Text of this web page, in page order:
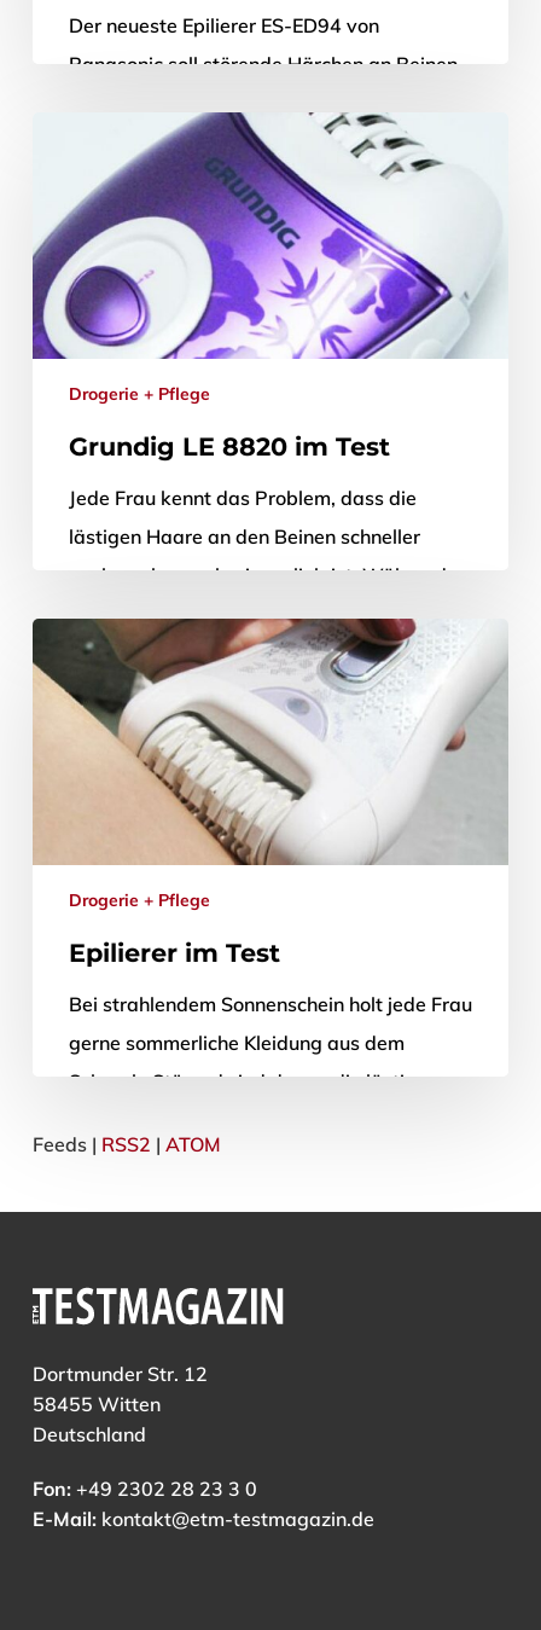
Der neueste Epilierer ES-ED94 von
Panasonic soll störende Härchen an Beinen,
Wir haben das Gerät auf die Probe gestellt
und…
27. Februar 2014
Drogerie + Pflege
Grundig LE 8820 im Test
Jede Frau kennt das Problem, dass die
lästigen Haare an den Beinen schneller
nachwachsen, als einem lieb ist. Während
nach einer Rasur bereits wenige Tage…
8. Juli 2010
Drogerie + Pflege
Epilierer im Test
Bei strahlendem Sonnenschein holt jede Frau
gerne sommerliche Kleidung aus dem
Schrank. Störend sind da nur die lästigen
Feeds | RSS2 | ATOM
Dortmunder Str. 12
58455 Witten
Deutschland
Fon:+49 2302 28 23 3 0
E-Mail: kontakt@etm-testmagazin.de